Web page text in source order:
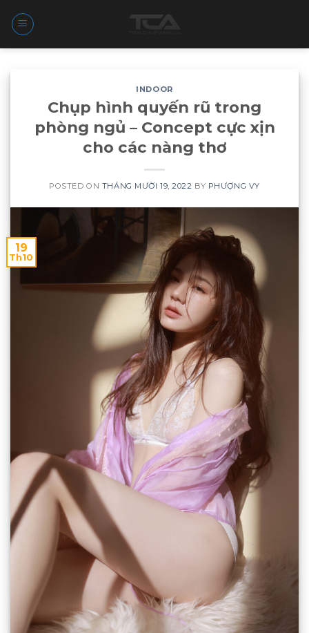
INDOOR
Chụp hình quyến rũ trong
phòng ngủ – Concept cực xịn
cho các nàng thơ
POSTED ON THÁNG MƯỜI 19, 2022 BY PHƯỢNG VY
19
Th10